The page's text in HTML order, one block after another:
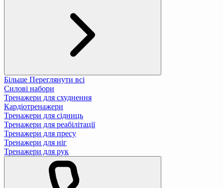
Більше Переглянути всі
Силові набори
Тренажери для схуднення
Кардіотренажери
Тренажери для сідниць
Тренажери для реабілітації
Тренажери для пресу
Тренажери для ніг
Тренажери для рук